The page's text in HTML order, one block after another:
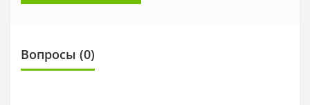
Вопросы (0)